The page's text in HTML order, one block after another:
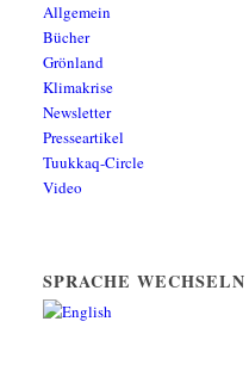
Allgemein
Bücher
Grönland
Klimakrise
Newsletter
Presseartikel
Tuukkaq-Circle
Video
SPRACHE WECHSELN